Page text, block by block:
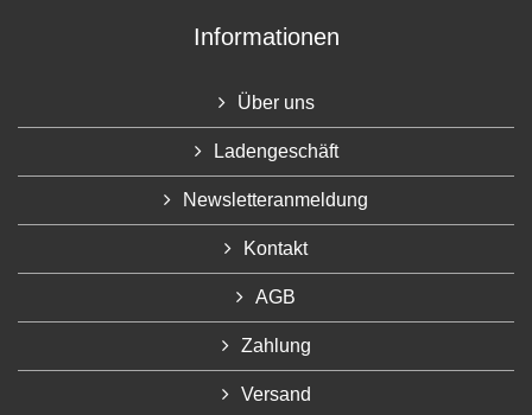
Informationen
Über uns
Ladengeschäft
Newsletteranmeldung
Kontakt
AGB
Zahlung
Versand